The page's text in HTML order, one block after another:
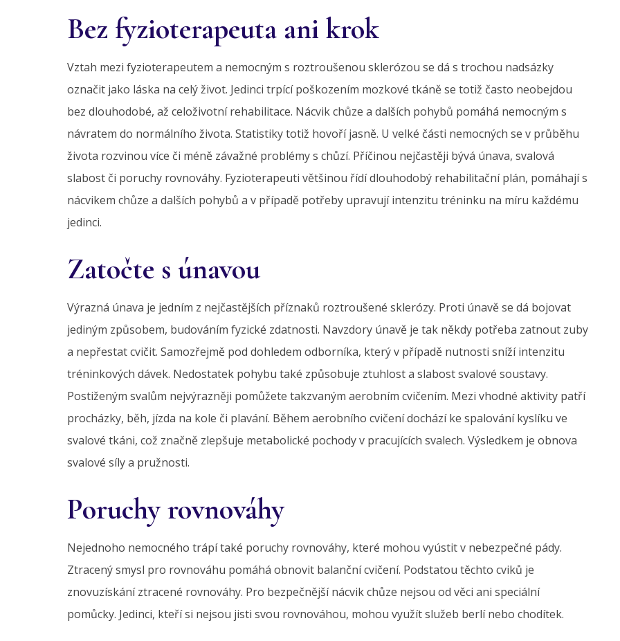
Bez fyzioterapeuta ani krok
Vztah mezi fyzioterapeutem a nemocným s roztroušenou sklerózou se dá s trochou nadsázky
označit jako láska na celý život. Jedinci trpící poškozením mozkové tkáně se totiž často neobejdou
bez dlouhodobé, až celoživotní rehabilitace. Nácvik chůze a dalších pohybů pomáhá nemocným s
návratem do normálního života. Statistiky totiž hovoří jasně. U velké části nemocných se v průběhu
života rozvinou více či méně závažné problémy s chůzí. Příčinou nejčastěji bývá únava, svalová
slabost či poruchy rovnováhy. Fyzioterapeuti většinou řídí dlouhodobý rehabilitační plán, pomáhají s
nácvikem chůze a dalších pohybů a v případě potřeby upravují intenzitu tréninku na míru každému
jedinci.
Zatočte s únavou
Výrazná únava je jedním z nejčastějších příznaků roztroušené sklerózy. Proti únavě se dá bojovat
jediným způsobem, budováním fyzické zdatnosti. Navzdory únavě je tak někdy potřeba zatnout zuby
a nepřestat cvičit. Samozřejmě pod dohledem odborníka, který v případě nutnosti sníží intenzitu
tréninkových dávek. Nedostatek pohybu také způsobuje ztuhlost a slabost svalové soustavy.
Postiženým svalům nejvýrazněji pomůžete takzvaným aerobním cvičením. Mezi vhodné aktivity patří
procházky, běh, jízda na kole či plavání. Během aerobního cvičení dochází ke spalování kyslíku ve
svalové tkáni, což značně zlepšuje metabolické pochody v pracujících svalech. Výsledkem je obnova
svalové síly a pružnosti.
Poruchy rovnováhy
Nejednoho nemocného trápí také poruchy rovnováhy, které mohou vyústit v nebezpečné pády.
Ztracený smysl pro rovnováhu pomáhá obnovit balanční cvičení. Podstatou těchto cviků je
znovuzískání ztracené rovnováhy. Pro bezpečnější nácvik chůze nejsou od věci ani speciální
pomůcky. Jedinci, kteří si nejsou jisti svou rovnováhou, mohou využít služeb berlí nebo chodítek.